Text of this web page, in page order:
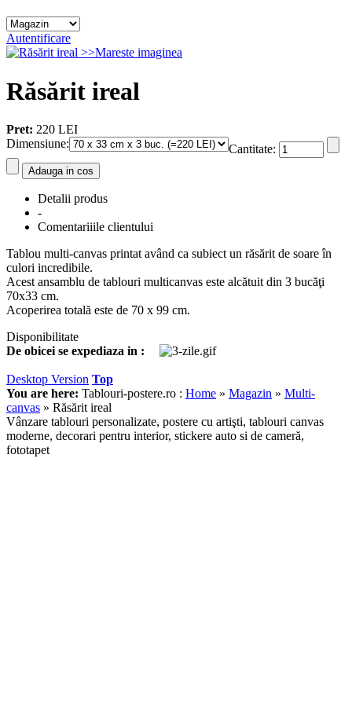
Autentificare
>>Mareste imaginea
Răsărit ireal
Pret: 220 LEI
Dimensiune: Cantitate:
Detalii produs
-
Comentariiile clientului
Tablou multi-canvas printat având ca subiect un răsărit de soare în
culori incredibile.
Acest ansamblu de tablouri multicanvas este alcătuit din 3 bucăţi
70x33 cm.
Acoperirea totală este de 70 x 99 cm.
Disponibilitate
De obicei se expediaza in :
Desktop Version Top
You are here: Tablouri-postere.ro : Home » Magazin » Multi-
canvas » Răsărit ireal
Vânzare tablouri personalizate, postere cu artişti, tablouri canvas
moderne, decorari pentru interior, stickere auto si de cameră,
fototapet